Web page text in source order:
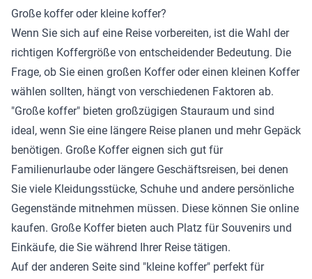
Große koffer oder kleine koffer?
Wenn Sie sich auf eine Reise vorbereiten, ist die Wahl der
richtigen Koffergröße von entscheidender Bedeutung. Die
Frage, ob Sie einen großen Koffer oder einen kleinen Koffer
wählen sollten, hängt von verschiedenen Faktoren ab.
"Große koffer" bieten großzügigen Stauraum und sind
ideal, wenn Sie eine längere Reise planen und mehr Gepäck
benötigen. Große Koffer eignen sich gut für
Familienurlaube oder längere Geschäftsreisen, bei denen
Sie viele Kleidungsstücke, Schuhe und andere persönliche
Gegenstände mitnehmen müssen. Diese können Sie online
kaufen. Große Koffer bieten auch Platz für Souvenirs und
Einkäufe, die Sie während Ihrer Reise tätigen.
Auf der anderen Seite sind "kleine koffer" perfekt für